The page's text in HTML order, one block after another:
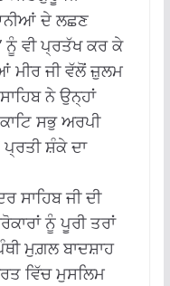
ਦੇ ਲਛਣ
ਨੂੰ ਵੀ ਪ੍ਰਤੱਖ ਕਰ ਕੇ
ਮੀਰ ਜੀ ਵੱਲੋਂ ਜ਼ੁਲਮ
ਨੇ ਉਨ੍ਹਾਂ
ਸਭੁ ਅਰਪੀ
ਸ਼ੰਕੇ ਦਾ
ਸਾਹਿਬ ਜੀ ਦੀ
ਨੂੰ ਪੂਰੀ ਤਰਾਂ
ਮੁਗ਼ਲ ਬਾਦਸ਼ਾਹ
ਵਿੱਚ ਮੁਸਲਿਮ